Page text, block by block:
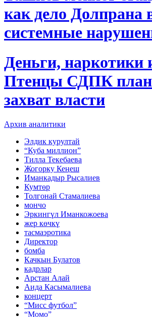
как дело Долпрана
системные
Деньги, наркотики
Птенцы СДПК
захват власти
Архив аналитики
Элдик курултай
“Куба миллион”
Тилла Текебаева
Жогорку Кеңеш
Иманкадыр Рысалиев
Кумтөр
Толгонай Стамалиева
мончо
Эркингүл Иманкожоева
жер көчкү
тасмаэротика
Директор
бомба
Качкын Булатов
кадрлар
Арстан Алай
Аида Касымалиева
концерт
“Мисс футбол”
“Момо”